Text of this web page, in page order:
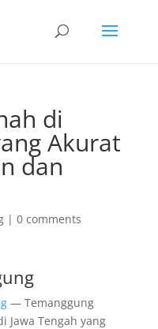
di
Akurat
dan
| 0 comments
— Temanggung
Jawa Tengah yang